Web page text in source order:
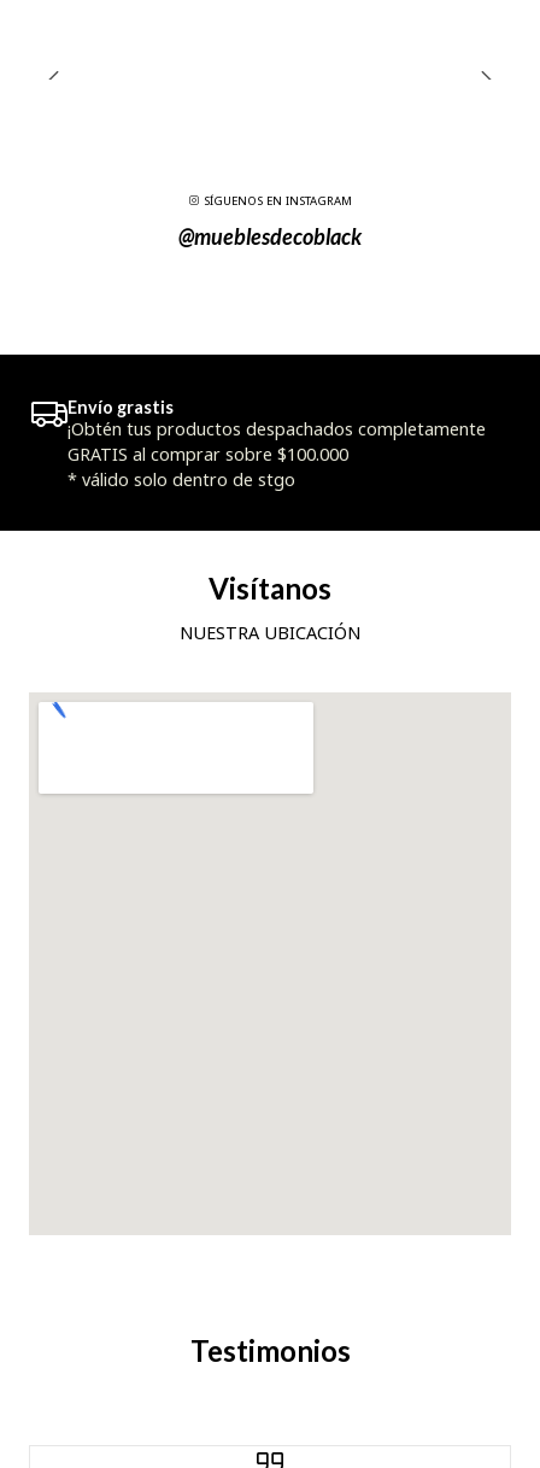
SÍGUENOS EN INSTAGRAM
@mueblesdecoblack
Envío grastis
¡Obtén tus productos despachados completamente
GRATIS al comprar sobre $100.000
* válido solo dentro de stgo
Visítanos
NUESTRA UBICACIÓN
Testimonios